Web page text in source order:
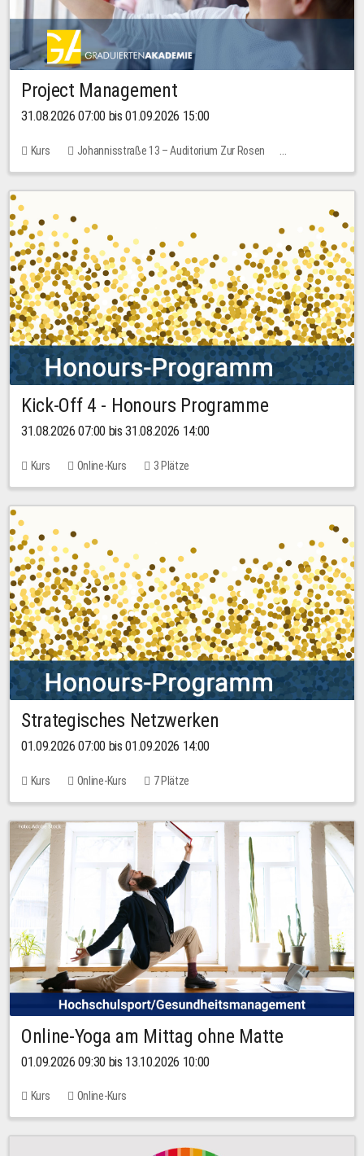
Project Management
31.08.2026 07:00 bis 01.09.2026 15:00
Kurs
Johannisstraße 13 – Auditorium Zur Rosen
Keine freien Plätze
30,00 EUR
Kick-Off 4 - Honours Programme
31.08.2026 07:00 bis 31.08.2026 14:00
Kurs Online-Kurs 3 Plätze
Strategisches Netzwerken
01.09.2026 07:00 bis 01.09.2026 14:00
Kurs Online-Kurs 7 Plätze
Online-Yoga am Mittag ohne Matte
01.09.2026 09:30 bis 13.10.2026 10:00
Kurs Online-Kurs